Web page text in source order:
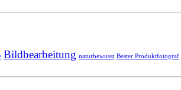
Bildbearbeitung naturbewusst Bester Produktfotograf